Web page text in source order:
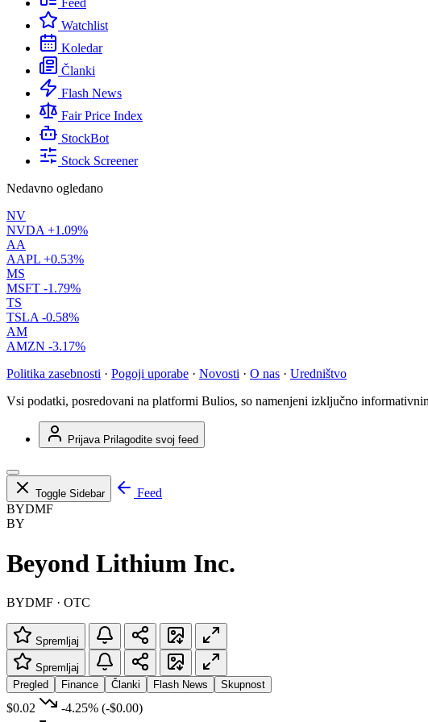
Feed
Watchlist
Koledar
Članki
Flash News
Fair Price Index
StockBot
Stock Screener
Nedavno ogledano
NV
NVDA +1.09%
AA
AAPL +0.53%
MS
MSFT -1.79%
TS
TSLA -0.58%
AM
AMZN -3.17%
Politika zasebnosti · Pogoji uporabe · Novosti · O nas · Uredništvo
Vsi podatki, posredovani na platformi Bulios, so namenjeni izključno
Prijava Prilagodite svoj feed
Toggle Sidebar
Feed
BYDMF
BY
Beyond Lithium Inc.
BYDMF · OTC
Spremljaj
Spremljaj
Pregled
Finance Članki Flash News Skupnost
$0.02 -4.25% (-$0.00)